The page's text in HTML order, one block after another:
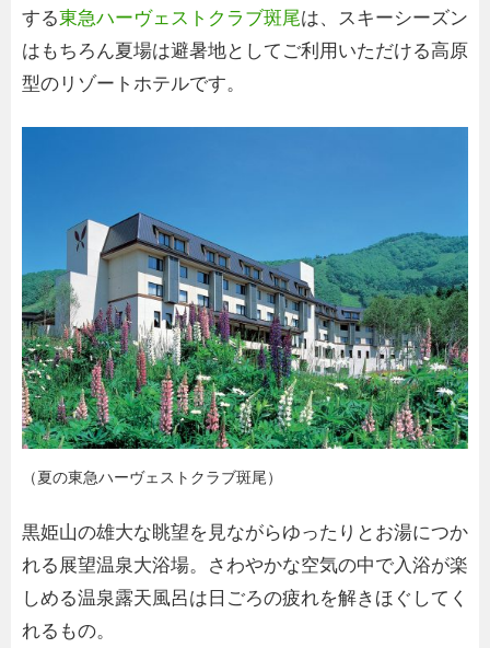
する東急ハーヴェストクラブ斑尾は、スキーシーズン
はもちろん夏場は避暑地としてご利用いただける高原
型のリゾートホテルです。
（夏の東急ハーヴェストクラブ斑尾）
黒姫山の雄大な眺望を見ながらゆったりとお湯につか
れる展望温泉大浴場。さわやかな空気の中で入浴が楽
しめる温泉露天風呂は日ごろの疲れを解きほぐしてく
れるもの。